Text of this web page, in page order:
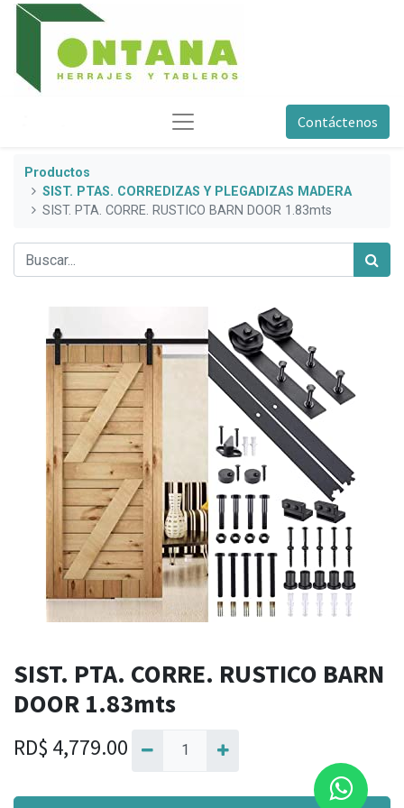
Contáctenos
Productos
SIST. PTAS. CORREDIZAS Y PLEGADIZAS MADERA
SIST. PTA. CORRE. RUSTICO BARN DOOR 1.83mts
SIST. PTA. CORRE. RUSTICO BARN
DOOR 1.83mts
RD$ 4,779.00